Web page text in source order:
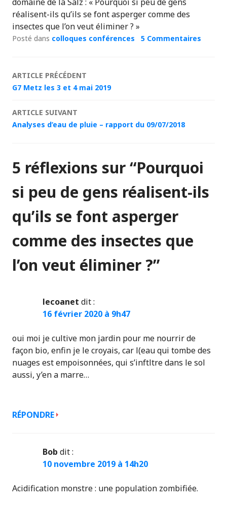
réalisent-ils qu’ils se font asperger comme des
insectes que l’on veut éliminer ? »
Posté dans colloques conférences 5 Commentaires
Navigation
articles
ARTICLE PRÉCÉDENT
G7 Metz les 3 et 4 mai 2019
ARTICLE SUIVANT
Analyses d’eau de pluie – rapport du 09/07/2018
5 réflexions sur “Pourquoi
si peu de gens réalisent-ils
qu’ils se font asperger
comme des insectes que
l’on veut éliminer ?”
lecoanet dit :
16 février 2020 à 9h47
oui moi je cultive mon jardin pour me nourrir de
façon bio, enfin je le croyais, car l(eau qui tombe des
nuages est empoisonnées, qui s’inftltre dans le sol
aussi, y’en a marre…
RÉPONDRE
Bob dit :
10 novembre 2019 à 14h20
Acidification monstre : une population zombifiée.